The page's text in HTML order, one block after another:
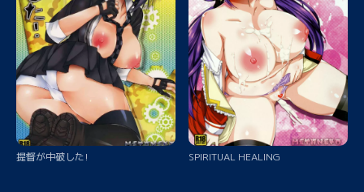
提督が中破した! SPIRITUAL HEALING